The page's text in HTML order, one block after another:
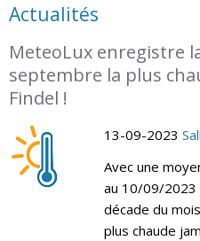
Actualités
MeteoLux enregistre
septembre la plus
Findel !
13-09-2023
Avec une
au 10/09/2023
décade du
plus chaude